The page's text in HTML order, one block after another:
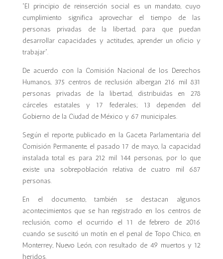
“El principio de reinserción social es un mandato, cuyo
cumplimiento significa aprovechar el tiempo de las
personas privadas de la libertad, para que puedan
desarrollar capacidades y actitudes, aprender un oficio y
trabajar”.
De acuerdo con la Comisión Nacional de los Derechos
Humanos, 375 centros de reclusión albergan 216 mil 831
personas privadas de la libertad, distribuidas en 278
cárceles estatales y 17 federales; 13 dependen del
Gobierno de la Ciudad de México y 67 municipales.
Según el reporte, publicado en la Gaceta Parlamentaria del
Comisión Permanente, el pasado 17 de mayo, la capacidad
instalada total es para 212 mil 144 personas, por lo que
existe una sobrepoblación relativa de cuatro mil 687
personas.
En el documento, también se destacan algunos
acontecimientos que se han registrado en los centros de
reclusión, como el ocurrido el 11 de febrero de 2016
cuando se suscitó un motín en el penal de Topo Chico, en
Monterrey, Nuevo León, con resultado de 49 muertos y 12
heridos.